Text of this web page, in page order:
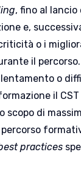
, fino al
e,
o i
il percorso.
o
il CST
scopo di
practices